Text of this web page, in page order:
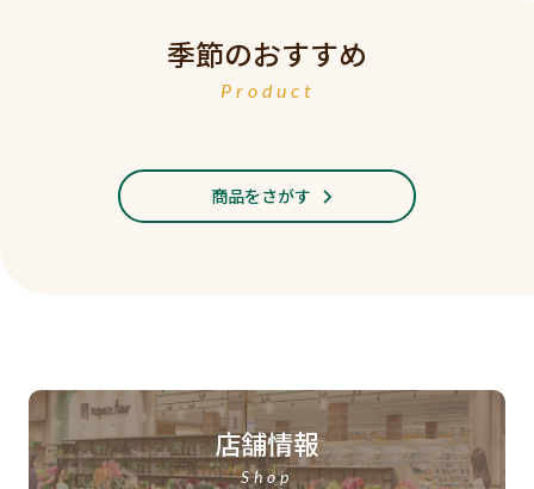
季節のおすすめ
Product
商品をさがす
店舗情報
Shop